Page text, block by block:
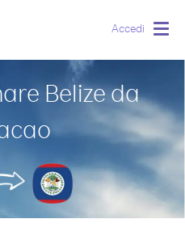
Accedi
Belize da